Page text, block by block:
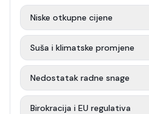
Niske otkupne cijene
Suša i klimatske promjene
Nedostatak radne snage
Birokracija i EU regulativa